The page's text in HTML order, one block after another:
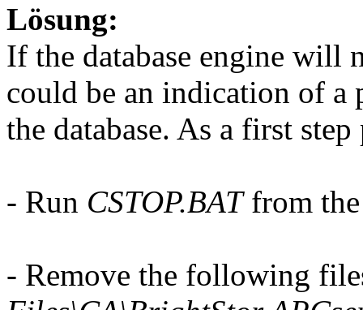
Lösung:
If the database engine will
could be an indication of
the database. As a first
- Run CSTOP.BATfrom the
- Remove the following